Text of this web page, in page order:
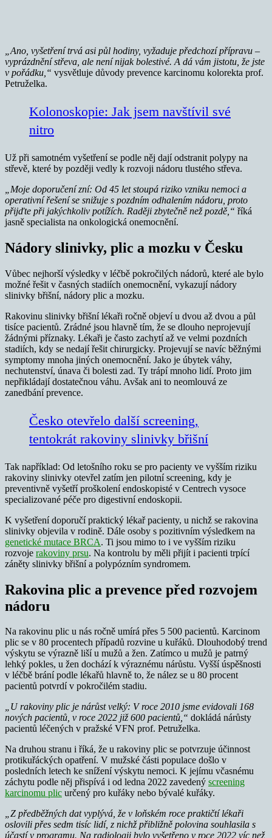
„Ano, vyšetření trvá asi půl hodiny, vyžaduje předchozí přípravu –
vyprázdnění střeva, ale není nijak bolestivé. A dá vám jistotu, že jste
v pořádku,“ vysvětluje důvody prevence karcinomu kolorekta prof.
Petruželka.
Kolonoskopie: Jak jsem navštívil své
nitro
Už při samotném vyšetření se podle něj dají odstranit polypy na
střevě, které by později vedly k rozvoji nádoru tlustého střeva.
„Moje doporučení zní: Od 45 let stoupá riziko vzniku nemoci a
operativní řešení se snižuje s pozdním odhalením nádoru, proto
přijďte při jakýchkoliv potížích. Raději zbytečně než pozdě,“ říká
jasně specialista na onkologická onemocnění.
Nádory slinivky, plic a mozku v Česku
Vůbec nejhorší výsledky v léčbě pokročilých nádorů, které ale bylo
možné řešit v časných stadiích onemocnění, vykazují nádory
slinivky břišní, nádory plic a mozku.
Rakovinu slinivky břišní lékaři ročně objeví u dvou až dvou a půl
tisíce pacientů. Zrádné jsou hlavně tím, že se dlouho neprojevují
žádnými příznaky. Lékaři je často zachytí až ve velmi pozdních
stadiích, kdy se nedají řešit chirurgicky. Projevují se navíc běžnými
symptomy mnoha jiných onemocnění. Jako je úbytek váhy,
nechutenství, únava či bolesti zad. Ty trápí mnoho lidí. Proto jim
nepřikládají dostatečnou váhu. Avšak ani to neomlouvá ze
zanedbání prevence.
Česko otevřelo další screening,
tentokrát rakoviny slinivky břišní
Tak například: Od letošního roku se pro pacienty ve vyšším riziku
rakoviny slinivky otevřel zatím jen pilotní screening, kdy je
preventivně vyšetří proškolení endoskopisté v Centrech vysoce
specializované péče pro digestivní endoskopii.
K vyšetření doporučí praktický lékař pacienty, u nichž se rakovina
slinivky objevila v rodině. Dále osoby s pozitivním výsledkem na
genetické mutace BRCA. Ti jsou mimo to i ve vyšším riziku
rozvoje rakoviny prsu. Na kontrolu by měli přijít i pacienti trpící
záněty slinivky břišní a polypózním syndromem.
Rakovina plic a prevence před rozvojem
nádoru
Na rakovinu plic u nás ročně umírá přes 5 500 pacientů. Karcinom
plic se v 80 procentech případů rozvine u kuřáků. Dlouhodobý trend
výskytu se výrazně liší u mužů a žen. Zatímco u mužů je patrný
lehký pokles, u žen dochází k výraznému nárůstu. Vyšší úspěšnosti
v léčbě brání podle lékařů hlavně to, že nález se u 80 procent
pacientů potvrdí v pokročilém stadiu.
„U rakoviny plic je nárůst velký: V roce 2010 jsme evidovali 168
nových pacientů, v roce 2022 již 600 pacientů,“ dokládá nárůsty
pacientů léčených v pražské VFN prof. Petruželka.
Na druhou stranu i říká, že u rakoviny plic se potvrzuje účinnost
protikuřáckých opatření. V mužské části populace došlo v
posledních letech ke snížení výskytu nemoci. K jejímu včasnému
záchytu podle něj přispívá i od ledna 2022 zavedený screening
karcinomu plic určený pro kuřáky nebo bývalé kuřáky.
„Z předběžných dat vyplývá, že v loňském roce praktičtí lékaři
oslovili přes sedm tisíc lidí, z nichž přibližně polovina souhlasila s
účastí v programu. Na radiologii bylo vyšetřeno v roce 2022 víc než